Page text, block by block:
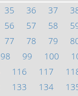
35 36 37
56 57 58
77 78 79
98 99 100
116 117
133 134